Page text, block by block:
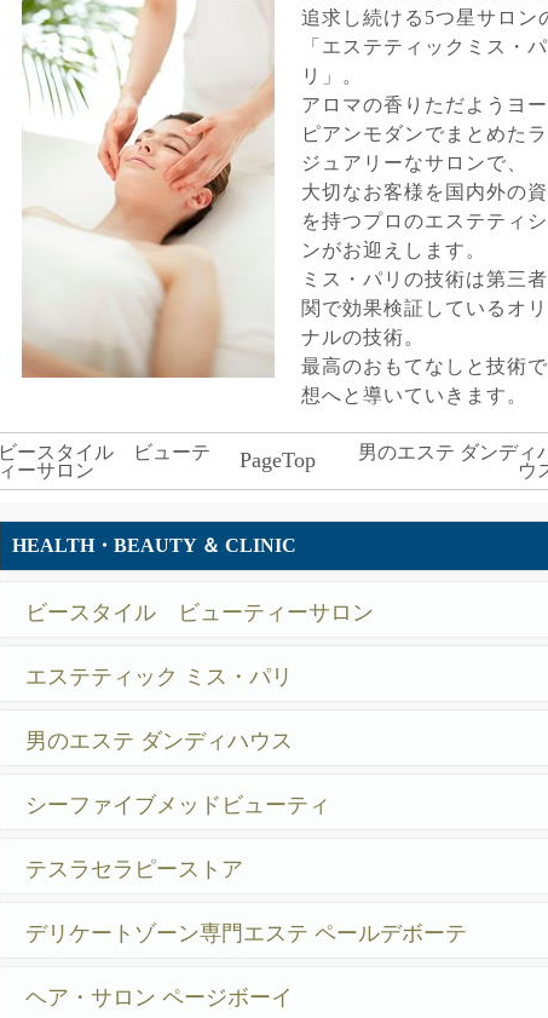
追求し続ける5つ星サロン
「エステティックミス・パ
リ」。
アロマの香りただようヨー
ピアンモダンでまとめた
ジュアリーなサロンで、
大切なお客様を国内外の
を持つプロのエステティ
ンがお迎えします。
ミス・パリの技術は第三
関で効果検証しているオ
ナルの技術。
最高のおもてなしと技術
想へと導いていきます。
ビースタイル ビューテ
ィーサロン
PageTop
男のエステ ダンディ
ウ
HEALTH・BEAUTY ＆ CLINIC
ビースタイル ビューティーサロン
エステティック ミス・パリ
男のエステ ダンディハウス
シーファイブメッドビューティ
テスラセラピーストア
デリケートゾーン専門エステ ペールデボーテ
ヘア・サロン ページボーイ